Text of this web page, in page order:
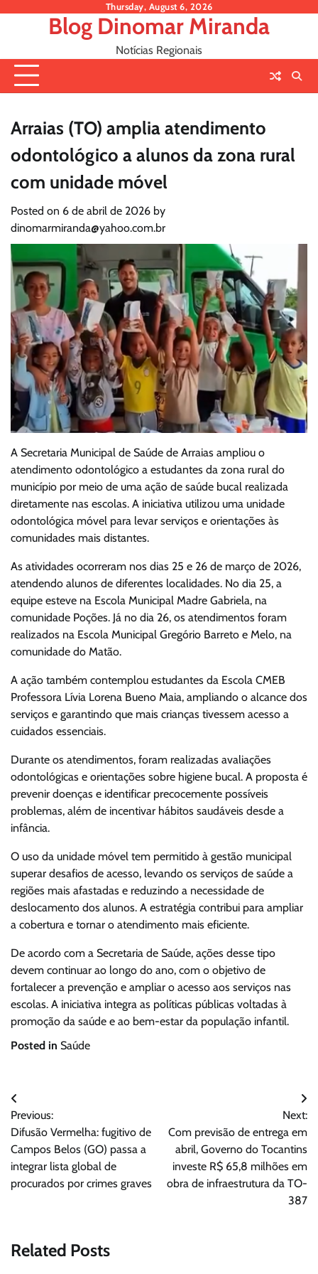
Thursday, August 6, 2026
Blog Dinomar Miranda
Notícias Regionais
Arraias (TO) amplia atendimento
odontológico a alunos da zona rural
com unidade móvel
Posted on 6 de abril de 2026 by
dinomarmiranda@yahoo.com.br
A Secretaria Municipal de Saúde de Arraias ampliou o
atendimento odontológico a estudantes da zona rural do
município por meio de uma ação de saúde bucal realizada
diretamente nas escolas. A iniciativa utilizou uma unidade
odontológica móvel para levar serviços e orientações às
comunidades mais distantes.
As atividades ocorreram nos dias 25 e 26 de março de 2026,
atendendo alunos de diferentes localidades. No dia 25, a
equipe esteve na Escola Municipal Madre Gabriela, na
comunidade Poções. Já no dia 26, os atendimentos foram
realizados na Escola Municipal Gregório Barreto e Melo, na
comunidade do Matão.
A ação também contemplou estudantes da Escola CMEB
Professora Lívia Lorena Bueno Maia, ampliando o alcance dos
serviços e garantindo que mais crianças tivessem acesso a
cuidados essenciais.
Durante os atendimentos, foram realizadas avaliações
odontológicas e orientações sobre higiene bucal. A proposta é
prevenir doenças e identificar precocemente possíveis
problemas, além de incentivar hábitos saudáveis desde a
infância.
O uso da unidade móvel tem permitido à gestão municipal
superar desafios de acesso, levando os serviços de saúde a
regiões mais afastadas e reduzindo a necessidade de
deslocamento dos alunos. A estratégia contribui para ampliar
a cobertura e tornar o atendimento mais eficiente.
De acordo com a Secretaria de Saúde, ações desse tipo
devem continuar ao longo do ano, com o objetivo de
fortalecer a prevenção e ampliar o acesso aos serviços nas
escolas. A iniciativa integra as políticas públicas voltadas à
promoção da saúde e ao bem-estar da população infantil.
Posted in Saúde
Navegação
de
Post
Previous:
Difusão Vermelha: fugitivo de
Campos Belos (GO) passa a
integrar lista global de
procurados por crimes graves
Next:
Com previsão de entrega em
abril, Governo do Tocantins
investe R$ 65,8 milhões em
obra de infraestrutura da TO-
387
Related Posts